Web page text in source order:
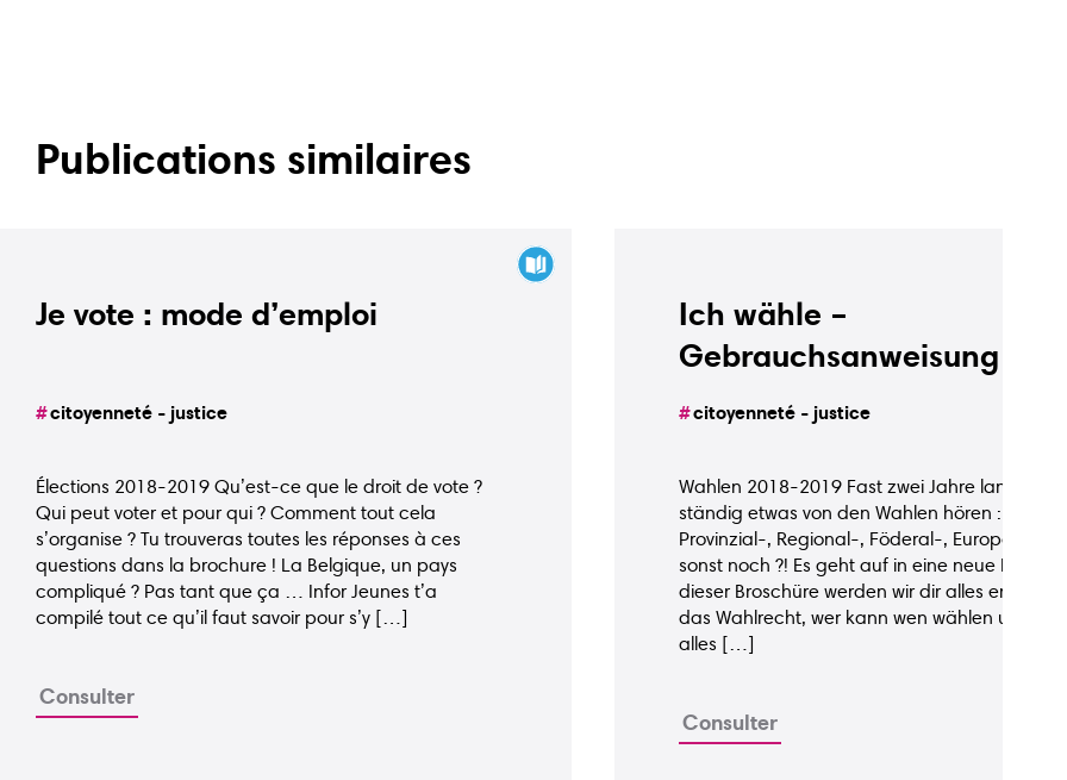
Publications similaires
Je vote : mode d’emploi
citoyenneté - justice
Élections 2018-2019 Qu’est-ce que le droit de vote ?
Qui peut voter et pour qui ? Comment tout cela
s’organise ? Tu trouveras toutes les réponses à ces
questions dans la brochure ! La Belgique, un pays
compliqué ? Pas tant que ça … Infor Jeunes t’a
compilé tout ce qu’il faut savoir pour s’y […]
Consulter
Ich wähle –
Gebrauchsanweisung
citoyenneté - justice
Wahlen 2018-2019 Fast zwei Jahre lang wirst
ständig etwas von den Wahlen hören :
Provinzial-, Regional-, Föderal-,
sonst noch ?! Es geht auf in eine neue Runde
dieser Broschüre werden wir dir alles erklären
das Wahlrecht, wer kann wen wählen und
alles […]
Consulter
Guide bons plans